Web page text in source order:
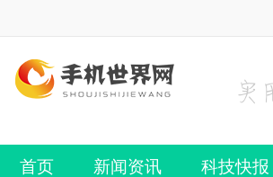
首页 新闻资讯 科技快报